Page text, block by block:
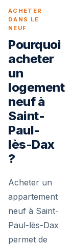
ACHETER
DANS LE
NEUF
Pourquoi
acheter
un
logement
neuf à
Saint-
Paul-
lès-Dax
?
Acheter un
appartement
neuf à Saint-
Paul-lès-Dax
permet de